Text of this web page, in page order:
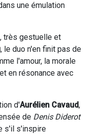
une émulation
très gestuelle et
, le duo n'en finit pas de
l'amour, la morale
en résonance avec
d'Aurélien Cavaud,
de Denis Diderot
s'il s'inspire